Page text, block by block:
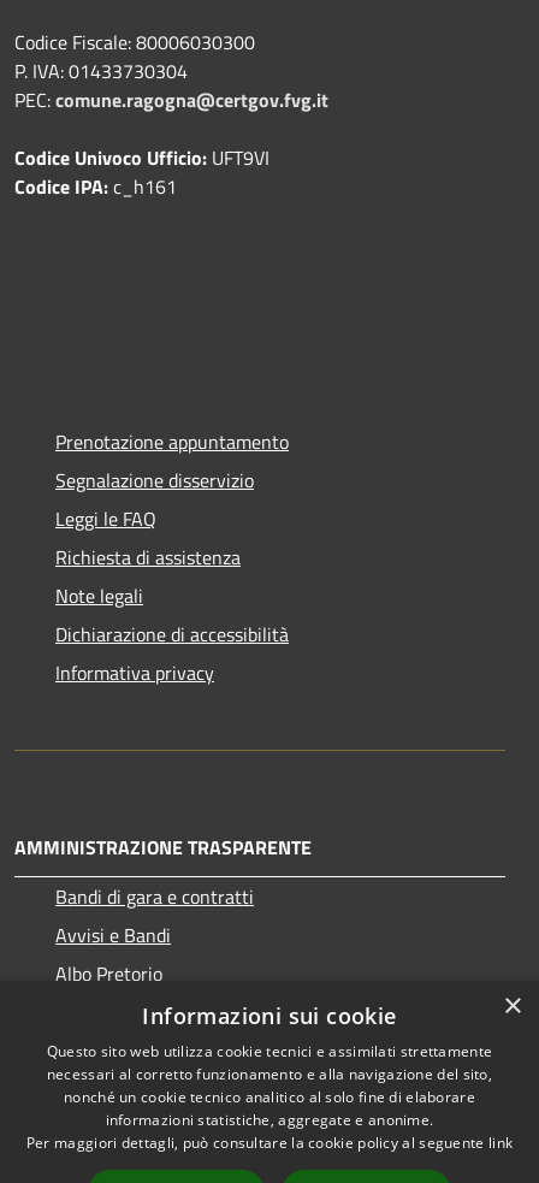
Codice Fiscale: 80006030300
P. IVA: 01433730304
PEC:comune.ragogna@certgov.fvg.it
Codice Univoco Ufficio: UFT9VI
Codice IPA:c_h161
Prenotazione appuntamento
Segnalazione disservizio
Leggi le FAQ
Richiesta di assistenza
Note legali
Dichiarazione di accessibilità
Informativa privacy
AMMINISTRAZIONE TRASPARENTE
Bandi di gara e contratti
Avvisi e Bandi
Albo Pretorio
Accessibilità
Privacy
Copyright © 2026 • Comune di
Ragogna • Powered by
Municipium•Accesso
×
Informazioni sui cookie
Questo sito web utilizza cookie tecnici e assimilati strettamente
necessari al corretto funzionamento e alla navigazione del sito,
nonché un cookie tecnico analitico al solo fine di elaborare
informazioni statistiche, aggregate e anonime.
Per maggiori dettagli, può consultare la cookie policy al seguente link